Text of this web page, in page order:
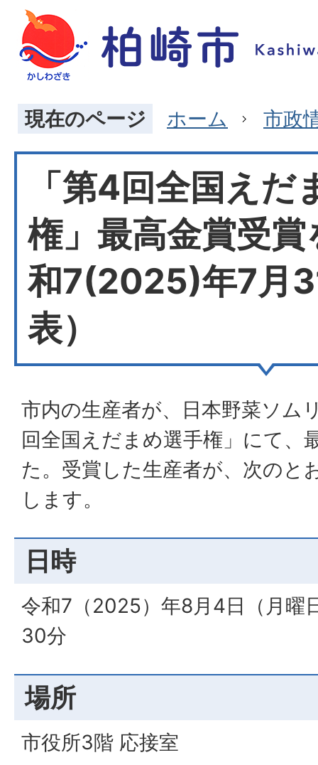
現在のページ ホーム 市政
「第4回全国えだ
権」最高金賞受
和7(2025)年7月
表）
市内の生産者が、日本野菜ソム
回全国えだまめ選手権」にて、
た。受賞した生産者が、次のと
します。
日時
令和7（2025）年8月4日（月曜
30分
場所
市役所3階 応接室